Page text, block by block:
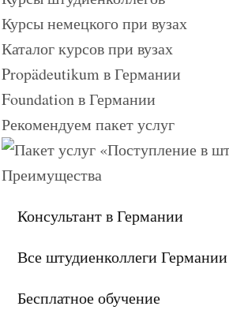
Курсы немецкого при вузах
Каталог курсов при вузах
Propädeutikum в Германии
Foundation в Германии
Рекомендуем пакет услуг
Преимущества
Консультант в Германии
Все штудиенколлеги Германии
Бесплатное обучение